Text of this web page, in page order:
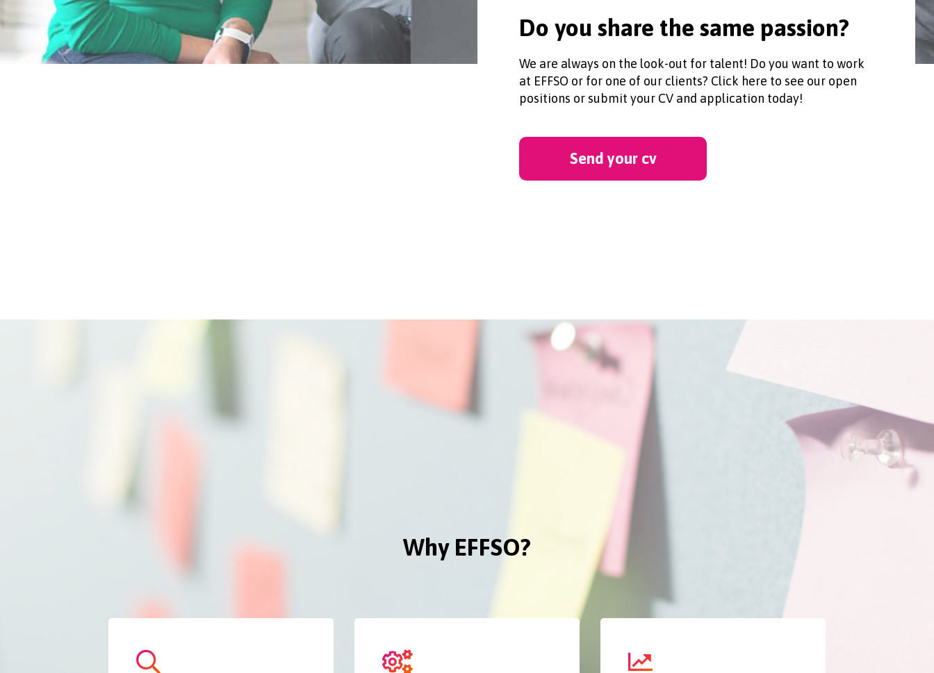
Do you share the same passion?
We are always on the look-out for talent! Do you want to work
at EFFSO or for one of our clients? Click here to see our open
positions or submit your CV and application today!
Send your cv
Why EFFSO?